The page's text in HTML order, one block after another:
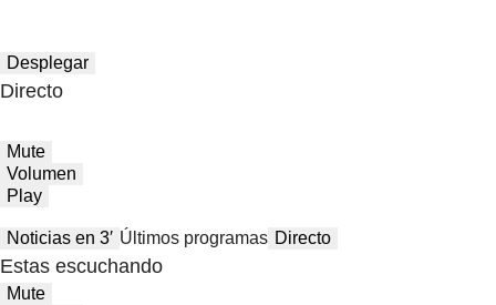
Desplegar
Directo
Mute
Volumen
Play
Noticias en 3′ Últimos programas Directo
Estas escuchando
Mute